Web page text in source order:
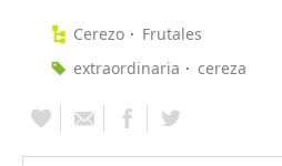
Cerezo
Frutales
extraordinaria
cereza